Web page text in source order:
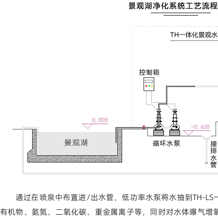
通过在喷泉中布置进/出水管，低功率水泵将水抽到TH-LS
有机物、氨氮、二氧化碳、重金属离子等，同时对水体曝气